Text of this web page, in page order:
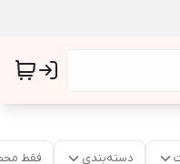
دسته‌بندی فقط